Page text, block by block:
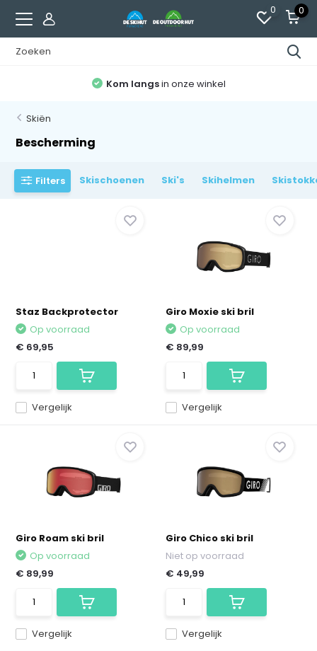
0 0
Kom langsin onze winkel
Skiën
Bescherming
Filters Skischoenen Ski's Skihelmen
Staz Backprotector
Vergelijk
Op voorraad
€ 69,95
Giro Moxie ski bril
Vergelijk
Op voorraad
€ 89,99
Giro Roam ski bril
Vergelijk
Op voorraad
€ 89,99
Giro Chico ski bril
Vergelijk
Niet op voorraad
€ 49,99